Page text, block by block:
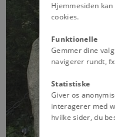
Hjemmesiden
cookies.
Funktionelle
Gemmer dine
navigerer rundt,
Statistiske
Giver os
interagerer med
hvilke sider, du